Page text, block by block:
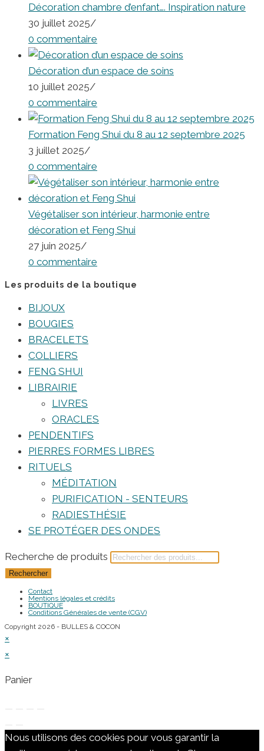
Décoration chambre d’enfant…. Inspiration nature
30 juillet 2025/
0 commentaire
Décoration d’un espace de soins
10 juillet 2025/
0 commentaire
Formation Feng Shui du 8 au 12 septembre 2025
3 juillet 2025/
0 commentaire
Végétaliser son intérieur, harmonie entre
décoration et Feng Shui
27 juin 2025/
0 commentaire
Les produits de la boutique
BIJOUX
BOUGIES
BRACELETS
COLLIERS
FENG SHUI
LIBRAIRIE
LIVRES
ORACLES
PENDENTIFS
PIERRES FORMES LIBRES
RITUELS
MÉDITATION
PURIFICATION - SENTEURS
RADIESTHÉSIE
SE PROTÉGER DES ONDES
Recherche de produits
Rechercher
Contact
Mentions légales et crédits
BOUTIQUE
Conditions Générales de vente (CGV)
Copyright 2026 - BULLES & COCON
×
×
Panier
Nous utilisons des cookies pour vous garantir la